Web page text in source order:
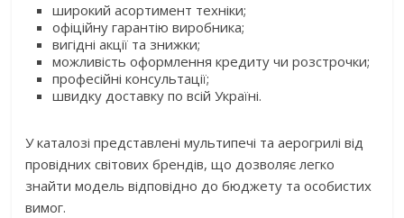
широкий асортимент техніки;
офіційну гарантію виробника;
вигідні акції та знижки;
можливість оформлення кредиту чи розстрочки;
професійні консультації;
швидку доставку по всій Україні.
У каталозі представлені мультипечі та аерогрилі від
провідних світових брендів, що дозволяє легко
знайти модель відповідно до бюджету та особистих
вимог.